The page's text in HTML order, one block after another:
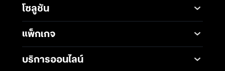
โซลูชัน
Mobile
5G Infrastructure
แพ็กเกจ
แพ็กเกจมือถือ
บริการออนไลน์